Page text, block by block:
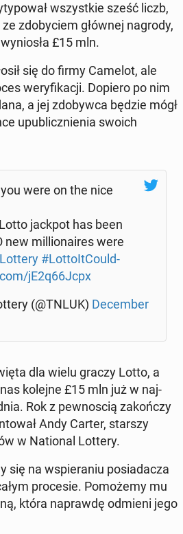
wszyst­kie sześć liczb,
zdo­by­ciem głównej nagrody,
£15 mln.
się do firmy Camelot, ale
we­ry­fi­ka­cji. Dopiero po nim
a jej zdo­byw­ca będzie mógł
upu­blicz­nie­nia swoich
were on the nice
jackpot has been
new mil­lio­na­ires were
#Lot­to­It­Co­uld­
jE2q66Jcpx
(@TNLUK) De­cem­ber
dla wielu graczy Lotto, a
kolejne £15 mln już w naj­
Rok z pew­no­scią za­koń­czy
Andy Carter, starszy
w Na­tio­nal Lottery.
się na wspie­ra­niu po­sia­da­cza
pro­ce­sie. Po­mo­że­my mu
która na­praw­dę odmieni jego